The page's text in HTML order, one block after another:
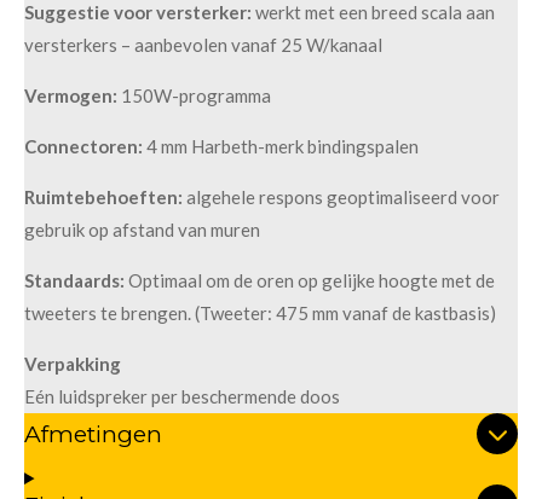
Suggestie voor versterker: werkt met een breed scala aan
versterkers – aanbevolen vanaf 25 W/kanaal
Vermogen: 150W-programma
Connectoren: 4 mm Harbeth-merk bindingspalen
Ruimtebehoeften: algehele respons geoptimaliseerd voor
gebruik op afstand van muren
Standaards: Optimaal om de oren op gelijke hoogte met de
tweeters te brengen. (Tweeter: 475 mm vanaf de kastbasis)
Verpakking
Eén luidspreker per beschermende doos
Afmetingen